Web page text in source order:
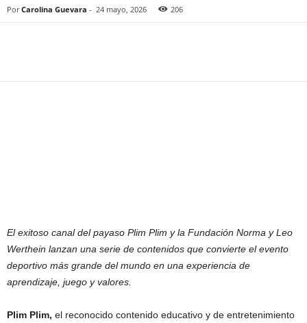
Por Carolina Guevara - 24 mayo, 2026 206
El exitoso canal del payaso Plim Plim y la Fundación Norma y Leo
Werthein lanzan una serie de contenidos que convierte el evento
deportivo más grande del mundo en una experiencia de
aprendizaje, juego y valores.
Plim Plim, el reconocido contenido educativo y de entretenimiento